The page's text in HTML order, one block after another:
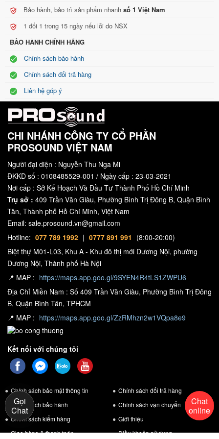
Thiết kế hai chiều thụ động 8 Ohm sử dụng bộ khuếch đại duy
nhất để đơn giản hơn và chi phí thấp hơn.
Một sự trải nghiệm thỏa mãn cho khán giả với một đôi loa PS 8
bé nhỏ nhưng âm thanh mà nó bao phủ đủ rộng lớn với độ
phủ âm lên tới 50 x 100 độ (ngang), 55 độ (dọc) được sử dụng
tốt trong các trương trình và ứng dụng giám sát sân khấu
Linh kiện bên trong loa được các kĩ sư nghiên cứu rất kĩ lưỡng,
các thiếp bị nâng cấp trở nên hiện đại với sự cóp nhặt nghiên
cứu hơn 30 năm kinh nghiệm để NEXO PS seri ra đời một cách
hoàn hảo nhất.
Loa NEXO PS có âm bass chắc sâu, âm treble cao bổng, khi
hát cho âm thanh trung thực trong sáng
Loa NEXO PS seri đều có đế đỡ 35mm/1 3/8 của tủ hoặc cột
được lắp vào bô điều chỉnh hợp nhất chân đế. Linh hoạt trong
di chuyển không gắp phải nhiều khó khăn.
Bảo hành, bảo trì sản phẩm nhanh số 1 Việt Nam
1 đổi 1 trong 15 ngày nếu lỗi do NSX
BẢO HÀNH CHÍNH HÃNG
Chính sách bảo hành
Chính sách đổi trả hàng
Liên hệ góp ý
CHI NHÁNH CÔNG TY CỔ PHẦN
PROSOUND VIỆT NAM
Người đại diện : Nguyễn Thu Nga Mi
ĐKKD số : 0108485529-001 / Ngày cấp : 23-03-2021
Nơi cấp : Sở Kế Hoạch Và Đầu Tư Thành Phố Hồ Chí Minh
Trụ sở : 409 Trần Văn Giàu, Phường Bình Trị Đông B, Quận Bình
Tân, Thành phố Hồ Chí Minh, Việt Nam
Email: sale.prosound.vn@gmail.com
Hotline: 077 789 1992 | 0777 891 991 (8:00-20:00)
Biệt thự M01-L03, Khu A - Khu đô thị mới Dương Nội, phường
Dương Nội, Thành phố Hà Nội
📍 MAP : https://maps.app.goo.gl/9SYEN4R4tLS1ZWPU6
Địa Chỉ Miền Nam : Số 409 Trần Văn Giàu, Phường Bình Trị Đông
B, Quận Bình Tân, TPHCM
📍 MAP : https://maps.app.goo.gl/ZzRMhzn2w1VQpa8e9
Kết nối với chúng tôi
Chính sách bảo mật thông tin
Chính sách đổi trả hàng
Chính sách bảo hành
Chính sách vận chuyển
Chính sách kiểm hàng
Giới thiệu
Giao hàng & thanh toán
Điều khoản sử dụng
Gọi
Chat
Chat
online